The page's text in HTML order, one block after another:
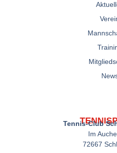
Tennis-Club
Im
72667